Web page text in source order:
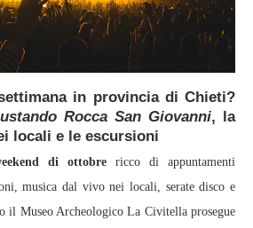
in provincia di Chieti?
Rocca San Giovanni, la
locali e le escursioni
di ottobre ricco di appuntamenti
musica dal vivo nei locali, serate disco e
il Museo Archeologico La Civitella prosegue